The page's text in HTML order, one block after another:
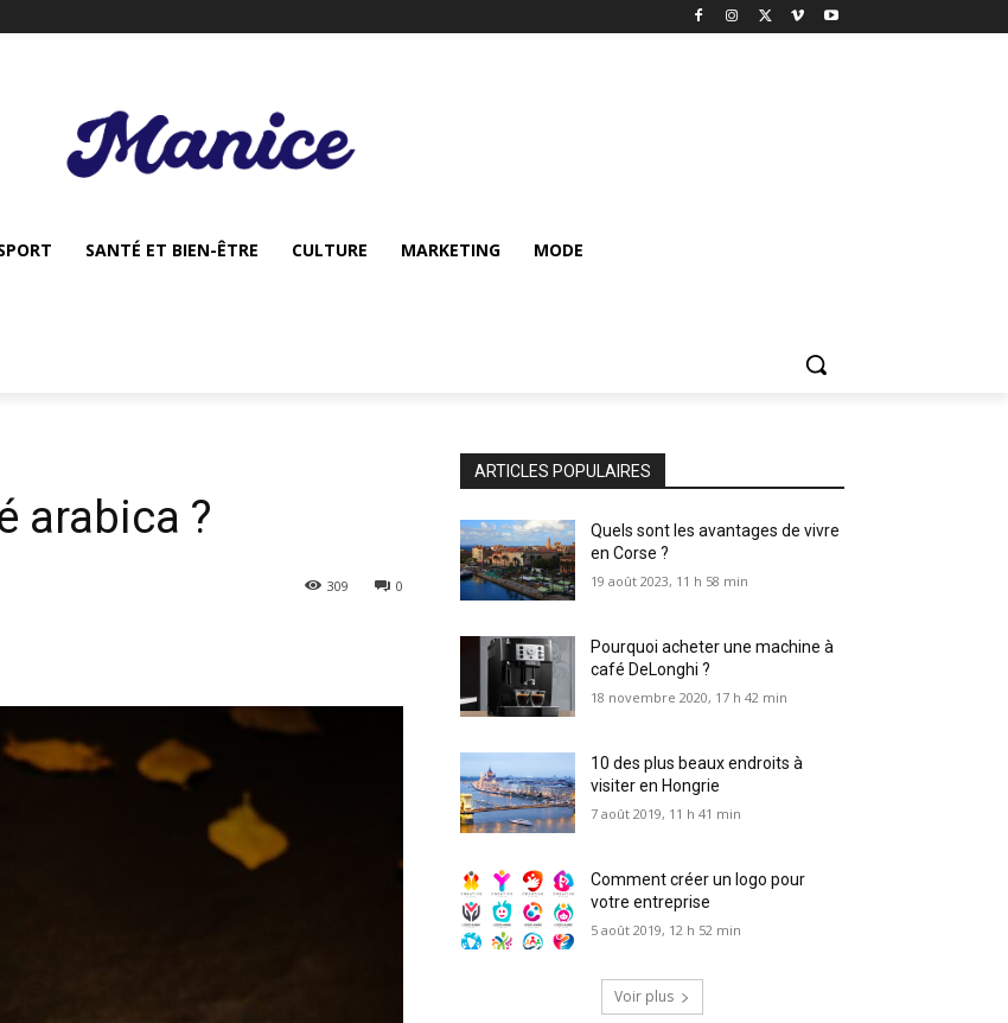
SANTÉ ET BIEN-ÊTRE CULTURE MARKETING MODE
arabica ?
0
309
ARTICLES POPULAIRES
Quels sont les avantages de vivre
en Corse ?
19 août 2023, 11 h 58 min
Pourquoi acheter une machine à
café DeLonghi ?
18 novembre 2020, 17 h 42 min
10 des plus beaux endroits à
visiter en Hongrie
7 août 2019, 11 h 41 min
Comment créer un logo pour
votre entreprise
5 août 2019, 12 h 52 min
Voir plus